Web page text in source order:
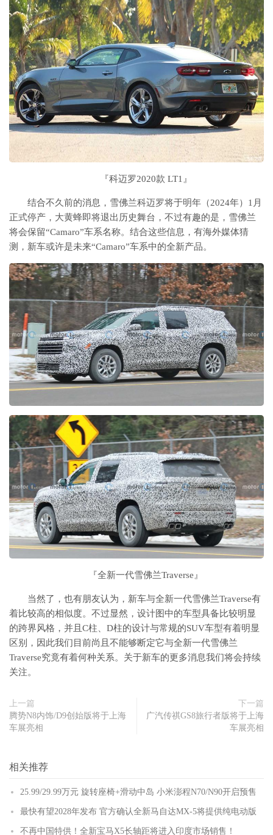
『科迈罗2020款 LT1』
结合不久前的消息，雪佛兰科迈罗将于明年（2024年）1月
正式停产，大黄蜂即将退出历史舞台，不过有趣的是，雪佛兰
将会保留“Camaro”车系名称。结合这些信息，有海外媒体猜
测，新车或许是未来“Camaro”车系中的全新产品。
『全新一代雪佛兰Traverse』
当然了，也有朋友认为，新车与全新一代雪佛兰Traverse有
着比较高的相似度。不过显然，设计图中的车型具备比较明显
的跨界风格，并且C柱、D柱的设计与常规的SUV车型有着明显
区别，因此我们目前尚且不能够断定它与全新一代雪佛兰
Traverse究竟有着何种关系。关于新车的更多消息我们将会持续
关注。
上一篇
腾势N8内饰/D9创始版将于上海
车展亮相
下一篇
广汽传祺GS8旅行者版将于上海
车展亮相
相关推荐
25.99/29.99万元 旋转座椅+滑动中岛 小米澎程N70/N90开启预售
最快有望2028年发布 官方确认全新马自达MX-5将提供纯电动版
不再中国特供！全新宝马X5长轴距将进入印度市场销售！